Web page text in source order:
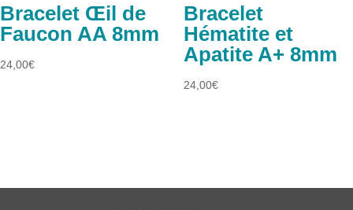
Bracelet Œil de
Faucon AA 8mm
24,00€
Bracelet
Hématite et
Apatite A+ 8mm
24,00€